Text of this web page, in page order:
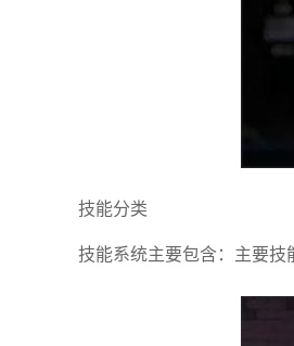
技能分类
技能系统主要包含：主要技